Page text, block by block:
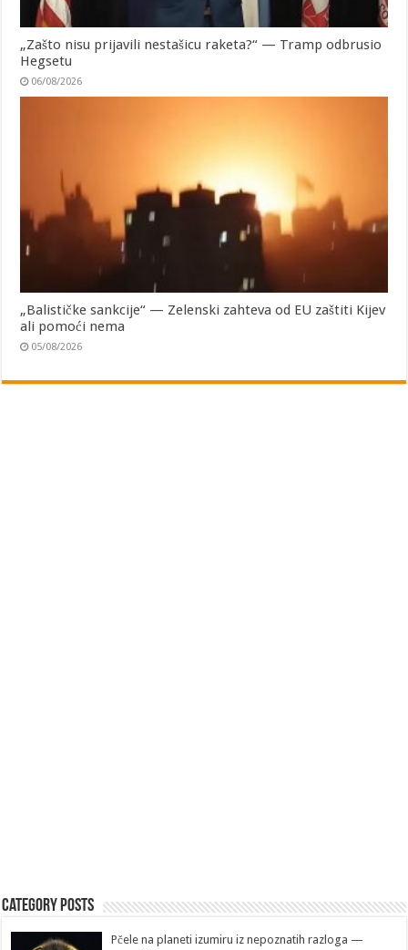
„Zašto nisu prijavili nestašicu raketa?“ — Tramp odbrusio
Hegsetu
06/08/2026
„Balističke sankcije“ — Zelenski zahteva od EU zaštiti Kijev
ali pomoći nema
05/08/2026
Category Posts
Pčele na planeti izumiru iz nepoznatih razloga —